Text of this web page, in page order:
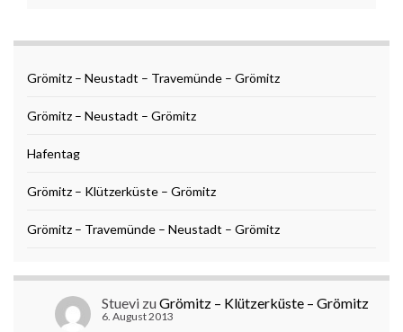
Grömitz – Neustadt – Travemünde – Grömitz
Grömitz – Neustadt – Grömitz
Hafentag
Grömitz – Klützerküste – Grömitz
Grömitz – Travemünde – Neustadt – Grömitz
Stuevi zuGrömitz – Klützerküste – Grömitz
6. August 2013